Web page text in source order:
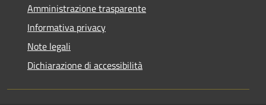
Amministrazione trasparente
Informativa privacy
Note legali
Dichiarazione di accessibilità